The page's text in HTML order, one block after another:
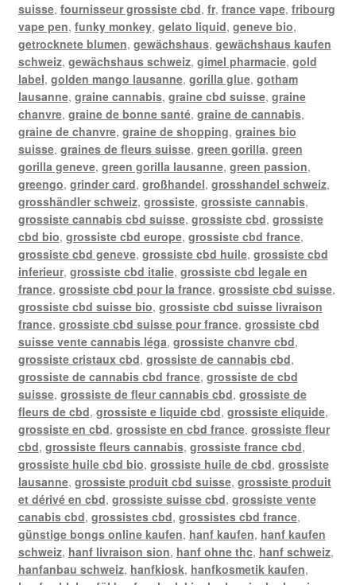
suisse, fournisseur grossiste cbd, fr, france vape, fribourg
vape pen, funky monkey, gelato liquid, geneve bio,
getrocknete blumen, gewächshaus, gewächshaus kaufen
schweiz, gewächshaus schweiz, gimel pharmacie, gold
label, golden mango lausanne, gorilla glue, gotham
lausanne, graine cannabis, graine cbd suisse, graine
chanvre, graine de bonne santé, graine de cannabis,
graine de chanvre, graine de shopping, graines bio
suisse, graines de fleurs suisse, green gorilla, green
gorilla geneve, green gorilla lausanne, green passion,
greengo, grinder card, großhandel, grosshandel schweiz,
grosshändler schweiz, grossiste, grossiste cannabis,
grossiste cannabis cbd suisse, grossiste cbd, grossiste
cbd bio, grossiste cbd europe, grossiste cbd france,
grossiste cbd geneve, grossiste cbd huile, grossiste cbd
inferieur, grossiste cbd italie, grossiste cbd legale en
france, grossiste cbd pour la france, grossiste cbd suisse,
grossiste cbd suisse bio, grossiste cbd suisse livraison
france, grossiste cbd suisse pour france, grossiste cbd
suisse vente cannabis léga, grossiste chanvre cbd,
grossiste cristaux cbd, grossiste de cannabis cbd,
grossiste de cannabis cbd france, grossiste de cbd
suisse, grossiste de fleur cannabis cbd, grossiste de
fleurs de cbd, grossiste e liquide cbd, grossiste eliquide,
grossiste en cbd, grossiste en cbd france, grossiste fleur
cbd, grossiste fleurs cannabis, grossiste france cbd,
grossiste huile cbd bio, grossiste huile de cbd, grossiste
lausanne, grossiste produit cbd suisse, grossiste produit
et dérivé en cbd, grossiste suisse cbd, grossiste vente
canabis cbd, grossistes cbd, grossistes cbd france,
günstige bongs online kaufen, hanf kaufen, hanf kaufen
schweiz, hanf livraison sion, hanf ohne thc, hanf schweiz,
hanfanbau schweiz, hanfkiosk, hanfkosmetik kaufen,